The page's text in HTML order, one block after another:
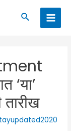
Search
Main
‘या’